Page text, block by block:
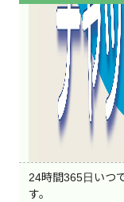
24時間365日いつ
す。